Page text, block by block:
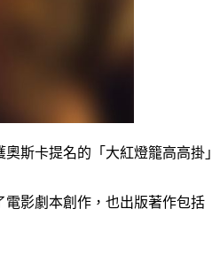
斯卡提名的「大紅燈籠高高
影劇本創作，也出版著作包